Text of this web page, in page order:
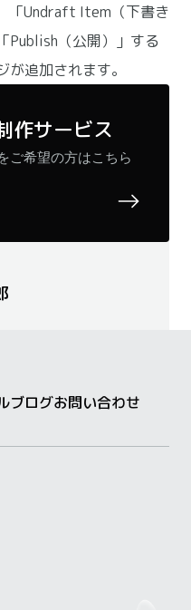
「Undraft Item（下書き
Publish（公開）」する
追加されます。
作サービス
ご希望の方はこちら
ディ・ケイ」を
は福岡の中小企業を
ブログお問い合わせ